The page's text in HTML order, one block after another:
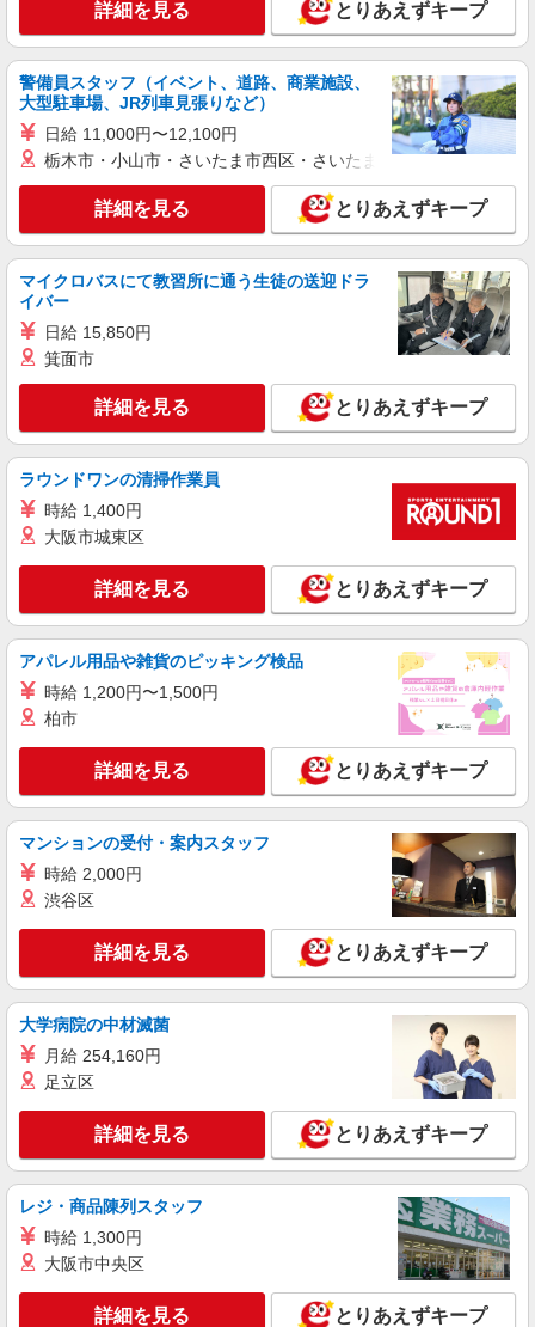
詳細を見る
アルバイト
ライフ大崎百反通店（店舗コード864）
作業場清掃
時給1,250円 高校生（21:45まで） 時給1,250円
ライフ大崎百反通店 東京都品川区大崎4-13-2
キープ 詳細を見る
パート
ライフ大崎ニューシティ店（店舗コード878）
デイリー・加工食品
時給1,235円以上
ライフ大崎ニューシティ店 東京都品川区大崎
1-6-45号館
キープ 詳細を見る
パート
ライフ大崎ニューシティ店（店舗コード878）
青果
時給1,235円以上
ライフ大崎ニューシティ店 東京都品川区大崎
1-6-45号館
キープ 詳細を見る
パート
ライフコーポレーション東京本社（店舗コード600）
電話受付やデータ入力などのスーパー本社事務
業務習得状況により時給アップ！ 5円ずつの昇給
ステップで最大200円加給！
ライフコーポレーション東京本社 東京都品川
区東品川4-12-3 品川シーサイドTSタワー
詳細を見る
パート
ライフ大崎百反通店（店舗コード864）
青果
時給1,235円以上
ライフ大崎百反通店 東京都品川区大崎4-13-2
キープ 詳細を見る
詳細を見る とりあえずキープ
警備員スタッフ（イベント、道路、商業施設、
大型駐車場、JR列車見張りなど）
日給 11,000円〜12,100円
栃木市・小山市・さいたま市西区・さいたま市岩槻区・久喜市・
詳細を見る とりあえずキープ
マイクロバスにて教習所に通う生徒の送迎ドラ
イバー
日給 15,850円
箕面市
詳細を見る とりあえずキープ
ラウンドワンの清掃作業員
時給 1,400円
大阪市城東区
詳細を見る とりあえずキープ
アパレル用品や雑貨のピッキング検品
時給 1,200円〜1,500円
柏市
詳細を見る とりあえずキープ
マンションの受付・案内スタッフ
時給 2,000円
渋谷区
詳細を見る とりあえずキープ
大学病院の中材滅菌
月給 254,160円
足立区
詳細を見る とりあえずキープ
レジ・商品陳列スタッフ
時給 1,300円
大阪市中央区
詳細を見る とりあえずキープ